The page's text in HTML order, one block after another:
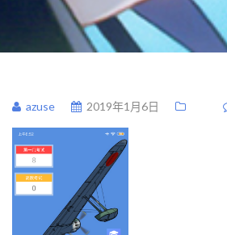
azuse 2019年1月6日